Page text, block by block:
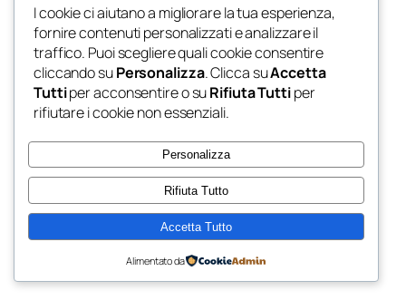
My Blog
My WordPress Blog
Blog
Chi siamo
FAQ
Autori
Eventi
Negozio
Pattern
Temi
Twenty Twenty-Five Progettato conWordPress
I cookie ci aiutano a migliorare la tua esperienza,
fornire contenuti personalizzati e analizzare il
traffico. Puoi scegliere quali cookie consentire
cliccando suPersonalizza. Clicca suAccetta
Tuttiper acconsentire o suRifiuta Tuttiper
rifiutare i cookie non essenziali.
Personalizza
Rifiuta Tutto
Accetta Tutto
Alimentato da